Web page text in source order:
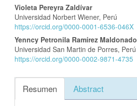
Violeta Pereyra Zaldívar
Universidad Norbert Wiener, Perú
https://orcid.org/0000-0001-6536-046X
Yenncy Petronila Ramírez Maldonado
Universidad San Martin de Porres, Perú
https://orcid.org/0000-0002-9871-4735
Resumen Abstract